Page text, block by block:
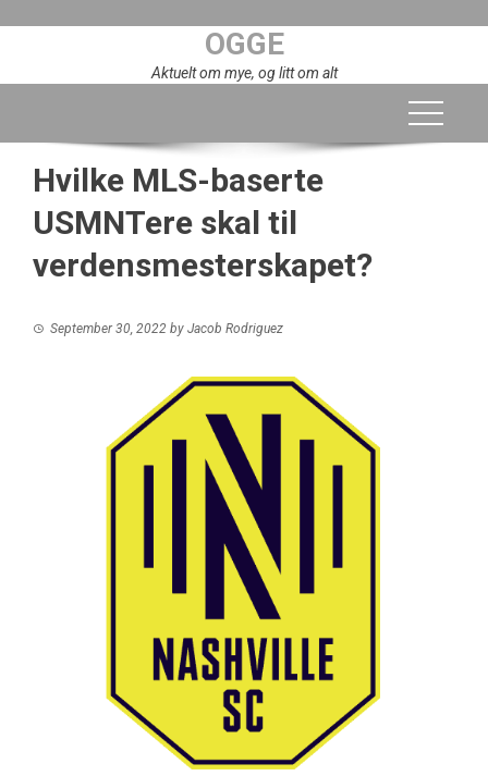
OGGE
Aktuelt om mye, og litt om alt
Hvilke MLS-baserte
USMNTere skal til
verdensmesterskapet?
September 30, 2022 by Jacob Rodriguez